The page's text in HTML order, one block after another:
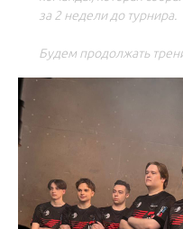
за 2 недели до турнира.
Будем продолжать